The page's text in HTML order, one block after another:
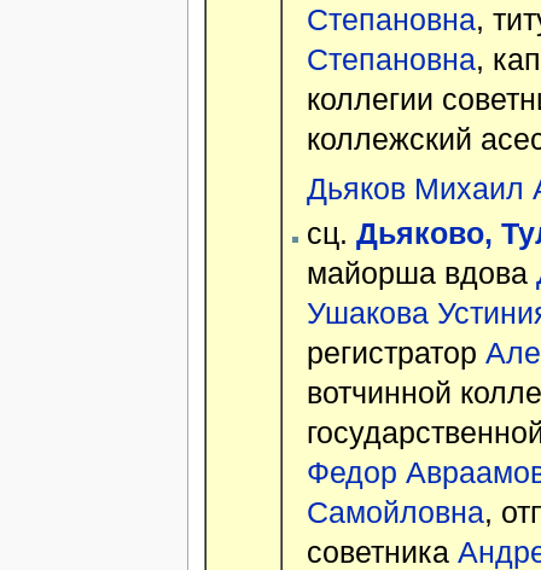
Степановна,
Степановна,
коллегии
коллежский
Дьяков Михаил
сц. Дьяково,
майорша вдова
Ушакова
регистратор
вотчинной
Федор
Самойловна,
советника